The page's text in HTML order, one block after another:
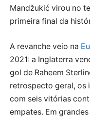
Mandžukić virou no
primeira final da
A revanche veio na
2021: a Inglaterra
gol de Raheem
retrospecto geral, os
com seis vitórias
empates. Em